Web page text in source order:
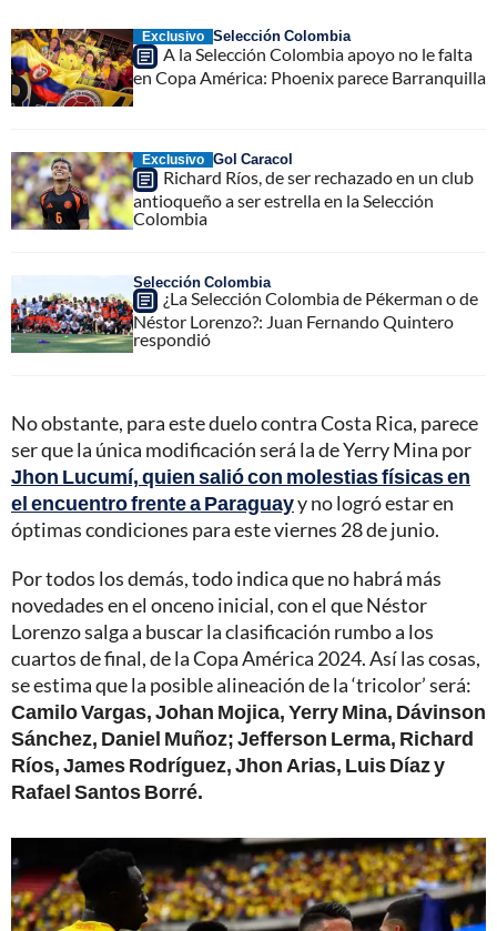
Exclusivo Selección Colombia
A la Selección Colombia apoyo no le falta
en Copa América: Phoenix parece Barranquilla
Exclusivo Gol Caracol
Richard Ríos, de ser rechazado en un club
antioqueño a ser estrella en la Selección
Colombia
Selección Colombia
¿La Selección Colombia de Pékerman o de
Néstor Lorenzo?: Juan Fernando Quintero
respondió
No obstante, para este duelo contra Costa Rica, parece
ser que la única modificación será la de Yerry Mina por
Jhon Lucumí, quien salió con molestias físicas en
el encuentro frente a Paraguayy no logró estar en
óptimas condiciones para este viernes 28 de junio.
Por todos los demás, todo indica que no habrá más
novedades en el onceno inicial, con el que Néstor
Lorenzo salga a buscar la clasificación rumbo a los
cuartos de final, de la Copa América 2024. Así las cosas,
se estima que la posible alineación de la ‘tricolor’ será:
Camilo Vargas, Johan Mojica, Yerry Mina, Dávinson
Sánchez, Daniel Muñoz; Jefferson Lerma, Richard
Ríos, James Rodríguez, Jhon Arias, Luis Díaz y
Rafael Santos Borré.